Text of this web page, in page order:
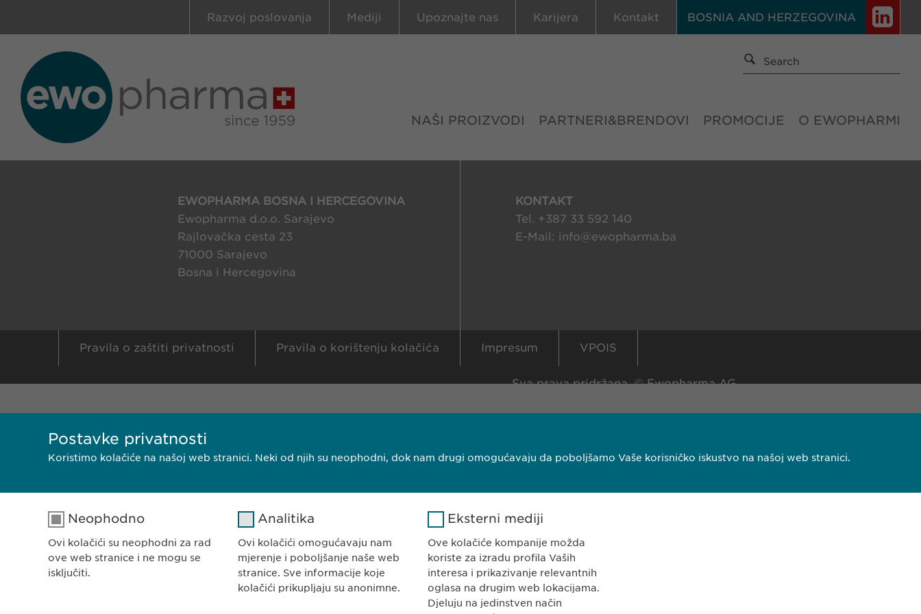
BOSNIA AND HERZEGOVINA
Razvoj poslovanja Mediji Upoznajte nas Karijera Kontakt
NAŠI PROIZVODI PARTNERI&BRENDOVI PROMOCIJE O EWOPHARMI
EWOPHARMA BOSNA I HERCEGOVINA
Ewopharma d.o.o. Sarajevo
Rajlovačka cesta 23
71000 Sarajevo
Bosna i Hercegovina
KONTAKT
Tel. +387 33 592 140
E-Mail: info@ewopharma.ba
Pravila o zaštiti privatnosti Pravila o korištenju kolačića Impresum VPOIS
Sva prava pridržana. © Ewopharma AG
Postavke privatnosti
Koristimo kolačiće na našoj web stranici. Neki od njih su neophodni, dok nam drugi omogućavaju da poboljšamo Vaše korisničko iskustvo na našoj web stranici.
Neophodno
Ovi kolačići su neophodni za rad
ove web stranice i ne mogu se
isključiti.
Analitika
Ovi kolačići omogućavaju nam
mjerenje i poboljšanje naše web
stranice. Sve informacije koje
kolačići prikupljaju su anonimne.
Eksterni mediji
Ove kolačiće kompanije možda
koriste za izradu profila Vaših
interesa i prikazivanje relevantnih
oglasa na drugim web lokacijama.
Djeluju na jedinstven način